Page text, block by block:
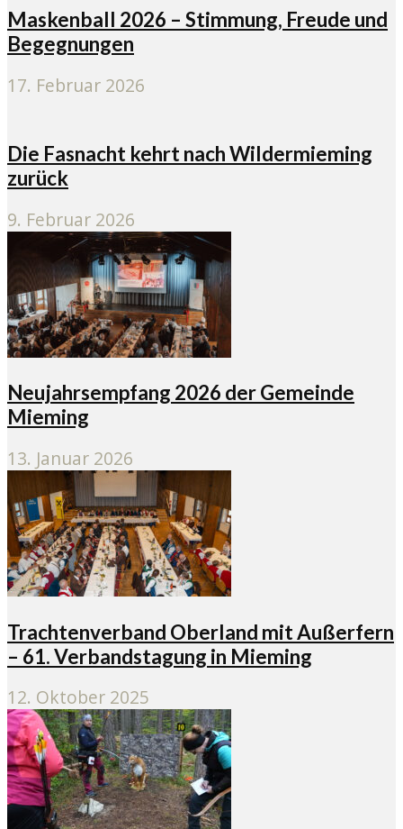
Maskenball 2026 – Stimmung, Freude und
Begegnungen
17. Februar 2026
Die Fasnacht kehrt nach Wildermieming
zurück
9. Februar 2026
Neujahrsempfang 2026 der Gemeinde
Mieming
13. Januar 2026
Trachtenverband Oberland mit Außerfern
– 61. Verbandstagung in Mieming
12. Oktober 2025